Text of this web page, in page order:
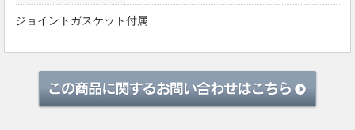
ジョイントガスケット付属